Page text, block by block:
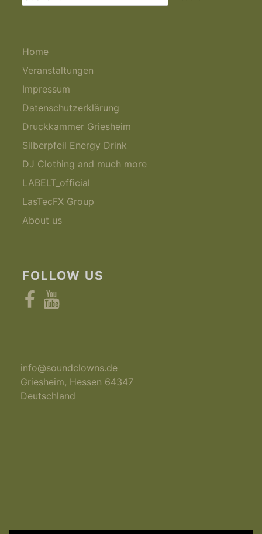
nach:
Home
Veranstaltungen
Impressum
Datenschutzerklärung
Druckkammer Griesheim
Silberpfeil Energy Drink
DJ Clothing and much more
LABELT_official
LasTecFX Group
About us
FOLLOW US
FacebookYouTube
info@soundclowns.de
Griesheim, Hessen 64347
Deutschland